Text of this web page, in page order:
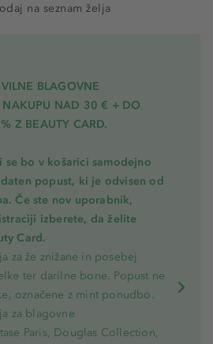
na seznam želja
BLAGOVNE
NAD 30 € + DO
Z BEAUTY CARD.
se bo v košarici samodejno
popust, ki je odvisen od
Če ste nov uporabnik,
izberete, da želite
Card.
za že znižane in posebej
ter darilne bone. Popust ne
označene z mint ponudbo.
za blagovne
Paris, Douglas Collection,